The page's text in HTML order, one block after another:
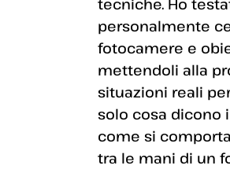
tecniche. Ho
personalmente
fotocamere e
mettendoli alla
situazioni reali
solo cosa dicono
come si
tra le mani di un